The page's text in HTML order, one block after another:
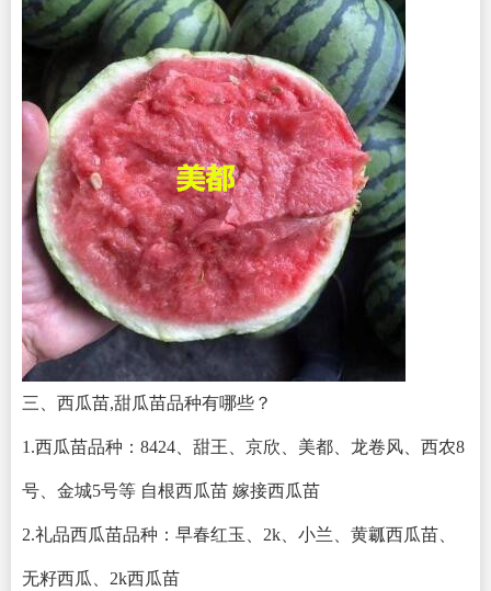
三、西瓜苗,甜瓜苗品种有哪些？
1.西瓜苗品种：8424、甜王、京欣、美都、龙卷风、西农8
号、金城5号等 自根西瓜苗 嫁接西瓜苗
2.礼品西瓜苗品种：早春红玉、2k、小兰、黄瓤西瓜苗、
无籽西瓜、2k西瓜苗